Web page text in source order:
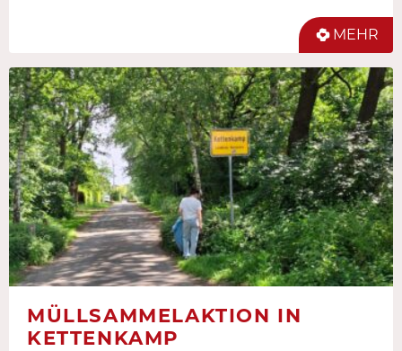
MEHR
MÜLLSAMMELAKTION IN
KETTENKAMP